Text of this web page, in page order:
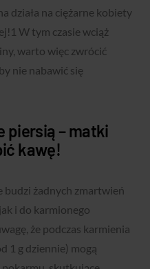
działa na ciężarne kobiety
1 W tym czasie wciąż
warto więc zwrócić
nie nabawić się
piersią – matki
kawę!
budzi żadnych zmartwień
i do karmionego
że podczas karmienia
1 g dziennie) mogą